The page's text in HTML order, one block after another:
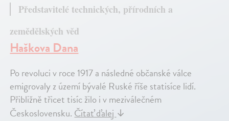
Představitelé technických, přírodních a
zemědělských věd
Haškova Dana
Po revoluci v roce 1917 a následné občanské válce
emigrovaly z území bývalé Ruské říše statisíce lidí.
Přibližně třicet tisíc žilo i v meziválečném
Československu. Čítať ďalej ↓